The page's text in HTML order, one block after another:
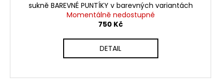
sukně BAREVNÉ PUNTÍKY v barevných variantách
Momentálně nedostupné
750 Kč
DETAIL